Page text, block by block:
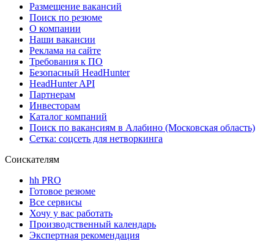
Размещение вакансий
Поиск по резюме
О компании
Наши вакансии
Реклама на сайте
Требования к ПО
Безопасный HeadHunter
HeadHunter API
Партнерам
Инвесторам
Каталог компаний
Поиск по вакансиям в Алабино (Московская область)
Сетка: соцсеть для нетворкинга
Соискателям
hh PRO
Готовое резюме
Все сервисы
Хочу у вас работать
Производственный календарь
Экспертная рекомендация